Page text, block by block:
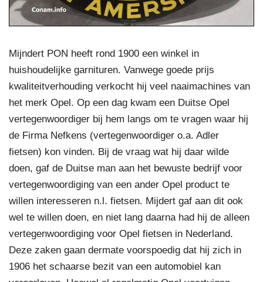
Mijndert PON heeft rond 1900 een winkel in
huishoudelijke garnituren. Vanwege goede prijs
kwaliteitverhouding verkocht hij veel naaimachines van
het merk Opel. Op een dag kwam een Duitse Opel
vertegenwoordiger bij hem langs om te vragen waar hij
de Firma Nefkens (vertegenwoordiger o.a. Adler
fietsen) kon vinden. Bij de vraag wat hij daar wilde
doen, gaf de Duitse man aan het bewuste bedrijf voor
vertegenwoordiging van een ander Opel product te
willen interesseren n.l. fietsen. Mijdert gaf aan dit ook
wel te willen doen, en niet lang daarna had hij de alleen
vertegenwoordiging voor Opel fietsen in Nederland.
Deze zaken gaan dermate voorspoedig dat hij zich in
1906 het schaarse bezit van een automobiel kan